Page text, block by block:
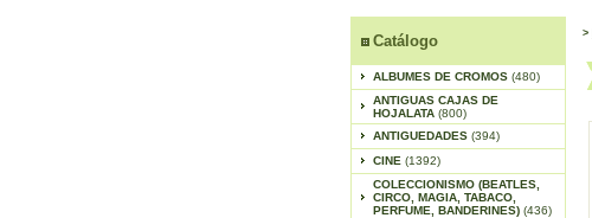
Catálogo
ALBUMES DE CROMOS (480)
ANTIGUAS CAJAS DE
HOJALATA (800)
ANTIGUEDADES (394)
CINE (1392)
COLECCIONISMO (BEATLES,
CIRCO, MAGIA, TABACO,
PERFUME, BANDERINES) (436)
>